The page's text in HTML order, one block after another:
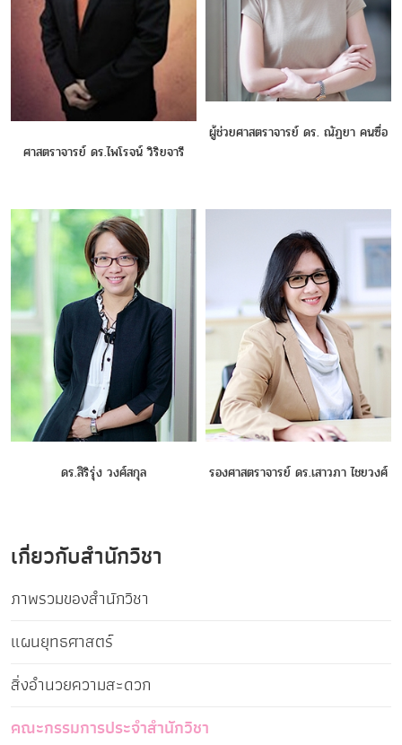
ศาสตราจารย์ ดร.ไพโรจน์ วิริยจารี
ผู้ช่วยศาสตราจารย์ ดร. ณัฏยา คนซื่อ
ดร.สิริรุ่ง วงศ์สกุล รองศาสตราจารย์ ดร.เสาวภา ไชยวงศ์
เกี่ยวกับสำนักวิชา
ภาพรวมของสำนักวิชา
แผนยุทธศาสตร์
สิ่งอำนวยความสะดวก
คณะกรรมการประจำสำนักวิชา